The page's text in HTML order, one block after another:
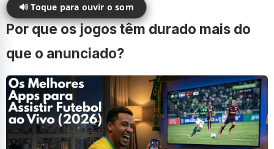
🔊 Toque para ouvir o som
Por que os jogos têm durado mais do
que o anunciado?